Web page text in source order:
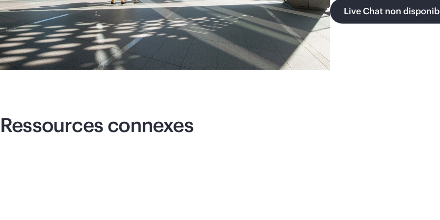
Live Chat non
Ressources connexes